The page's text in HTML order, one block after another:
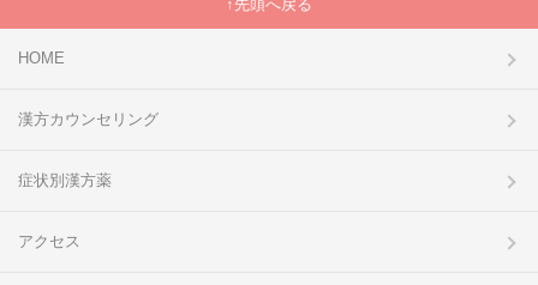
先頭へ戻る
HOME
漢方カウンセリング
症状別漢方薬
アクセス